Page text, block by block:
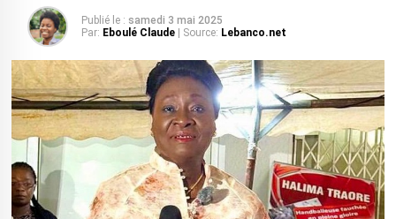
Publié le : samedi 3 mai 2025
Par: Eboulé Claude | Source: Lebanco.net